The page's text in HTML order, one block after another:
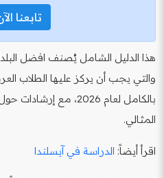
تابعنا
هذا الدليل الشامل يُصنف افضل
والتي يجب أن يركز عليها الطلاب
بالكامل لعام 2026، مع
المثالي.
اقرأ أيضاً: الدراسة في آيسلندا